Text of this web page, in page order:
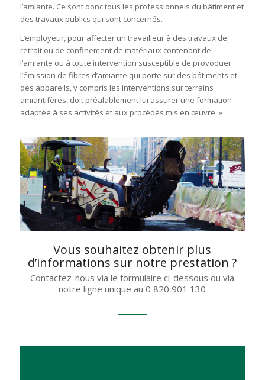
l’amiante. Ce sont donc tous les professionnels du bâtiment et
des travaux publics qui sont concernés.
L’employeur, pour affecter un travailleur à des travaux de
retrait ou de confinement de matériaux contenant de
l’amiante ou à toute intervention susceptible de provoquer
l’émission de fibres d’amiante qui porte sur des bâtiments et
des appareils, y compris les interventions sur terrains
amiantifères, doit préalablement lui assurer une formation
adaptée à ses activités et aux procédés mis en œuvre. »
Vous souhaitez obtenir plus
d’informations sur notre prestation ?
Contactez-nous via le formulaire ci-dessous ou via
notre ligne unique au 0 820 901 130